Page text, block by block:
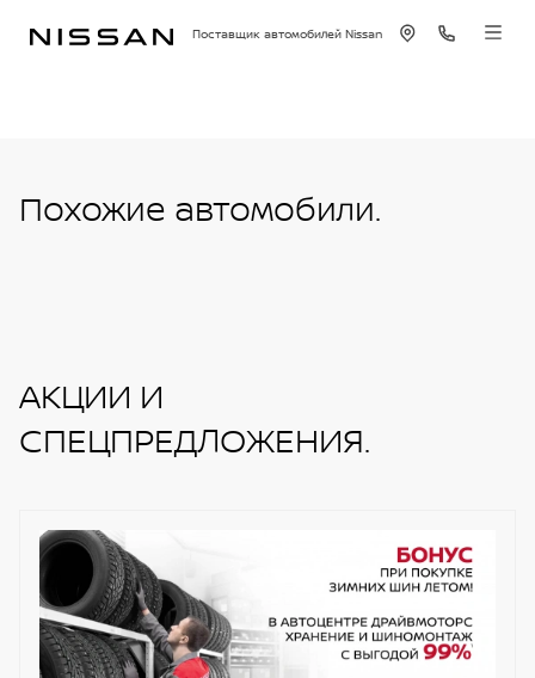
Поставщик автомобилей Nissan
Похожие автомобили.
АКЦИИ И
СПЕЦПРЕДЛОЖЕНИЯ.